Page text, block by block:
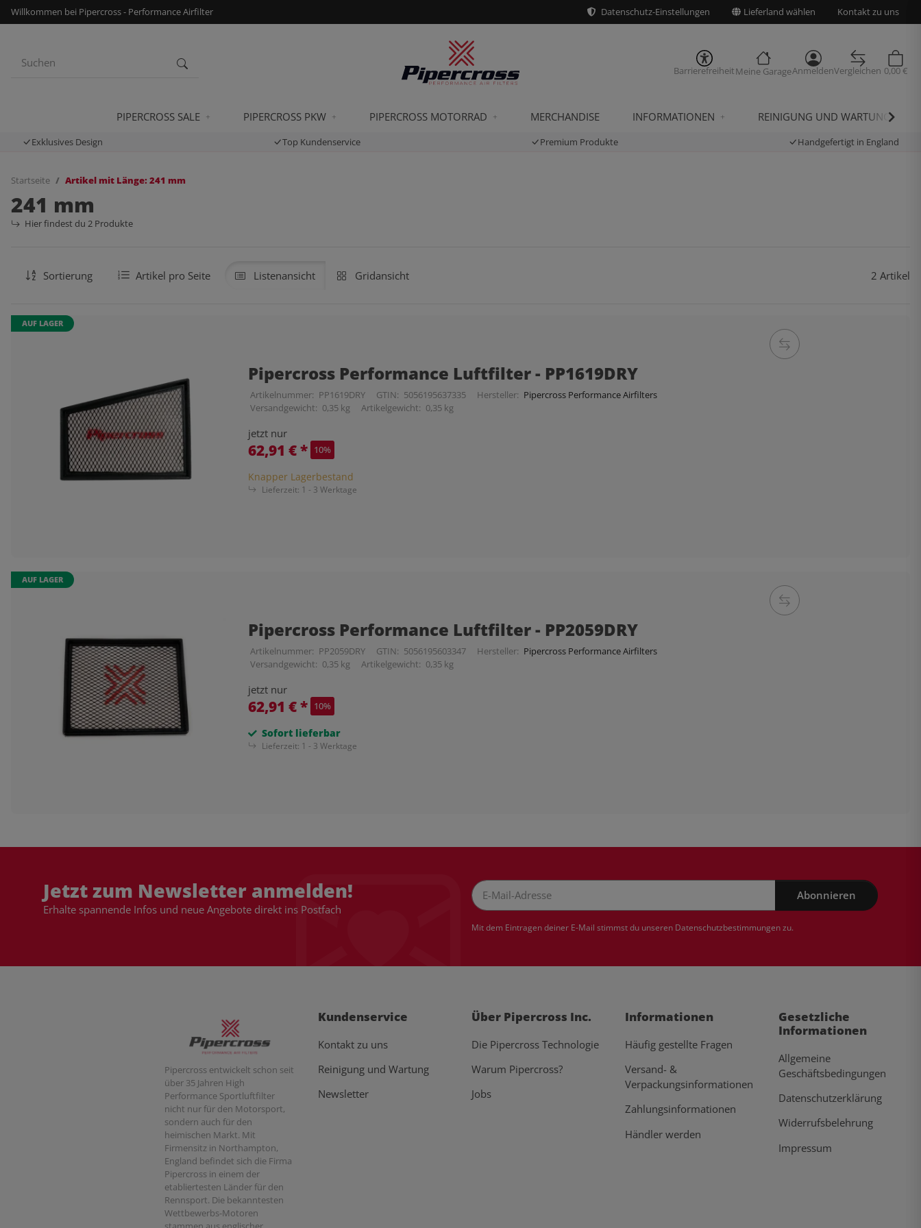
Willkommen bei Pipercross - Performance Airfilter Datenschutz-Einstellungen Lieferland wählen Kontakt zu uns
BarrierefreiheitMeine GarageAnmeldenVergleichen 0,00 €
PIPERCROSS SALE PIPERCROSS PKW PIPERCROSS MOTORRAD MERCHANDISE INFORMATIONEN REINIGUNG UND WARTUNG
Exklusives Design Top Kundenservice Premium Produkte Handgefertigt in England
Startseite Artikel mit Länge: 241 mm
241 mm
Hier findest du 2 Produkte
Sortierung Artikel pro Seite Listenansicht Gridansicht 2 Artikel
AUF LAGER
Pipercross Performance Luftfilter - PP1619DRY
Artikelnummer: PP1619DRY GTIN: 5056195637335 Hersteller: Pipercross Performance Airfilters
Versandgewicht: 0,35 kg Artikelgewicht: 0,35 kg
jetzt nur
62,91 €* 10%
Knapper Lagerbestand
Lieferzeit: 1 - 3 Werktage
AUF LAGER
Pipercross Performance Luftfilter - PP2059DRY
Artikelnummer: PP2059DRY GTIN: 5056195603347 Hersteller: Pipercross Performance Airfilters
Versandgewicht: 0,35 kg Artikelgewicht: 0,35 kg
jetzt nur
62,91 €* 10%
Sofort lieferbar
Lieferzeit: 1 - 3 Werktage
Jetzt zum Newsletter anmelden!
Erhalte spannende Infos und neue Angebote direkt ins Postfach
Abonnieren
Mit dem Eintragen deiner E-Mail stimmst du unseren Datenschutzbestimmungenzu.
Pipercross entwickelt schon seit
über 35 Jahren High
Performance Sportluftfilter
nicht nur für den Motorsport,
sondern auch für den
heimischen Markt. Mit
Firmensitz in Northampton,
England befindet sich die Firma
Pipercross in einem der
etabliertesten Länder für den
Rennsport. Die bekanntesten
Wettbewerbs-Motoren
Kundenservice
Kontakt zu uns
Reinigung und Wartung
Newsletter
Über Pipercross Inc.
Die Pipercross Technologie
Warum Pipercross?
Jobs
Informationen
Häufig gestellte Fragen
Versand- &
Verpackungsinformationen
Zahlungsinformationen
Händler werden
Gesetzliche
Informationen
Allgemeine
Geschäftsbedingungen
Datenschutzerklärung
Widerrufsbelehrung
Impressum